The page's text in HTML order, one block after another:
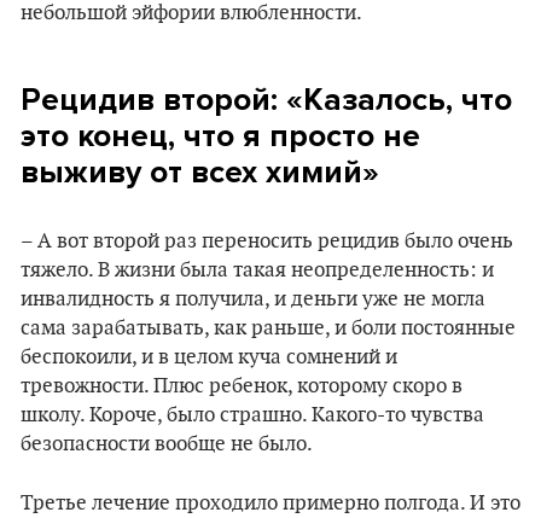
небольшой эйфории влюбленности.
Рецидив второй: «Казалось, что
это конец, что я просто не
выживу от всех химий»
– А вот второй раз переносить рецидив было очень
тяжело. В жизни была такая неопределенность: и
инвалидность я получила, и деньги уже не могла
сама зарабатывать, как раньше, и боли постоянные
беспокоили, и в целом куча сомнений и
тревожности. Плюс ребенок, которому скоро в
школу. Короче, было страшно. Какого-то чувства
безопасности вообще не было.
Третье лечение проходило примерно полгода. И это